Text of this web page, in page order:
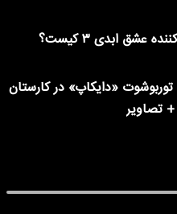
عشق ابدی ۳ کیست؟
«دایکاپ» در کارستان
+ تصاویر